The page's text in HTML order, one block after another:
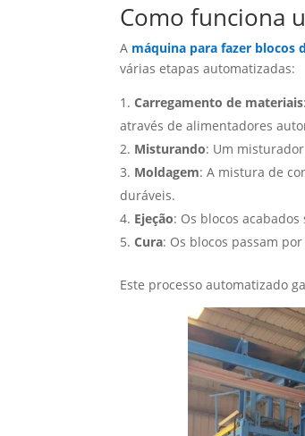
Como funciona
A máquina para fazer blocos
várias etapas automatizadas:
Carregamento de materiais
através de alimentadores
Misturando: Um
Moldagem: A mistura de
duráveis.
Ejeção: Os blocos
Cura: Os blocos passam
Este processo automatizado